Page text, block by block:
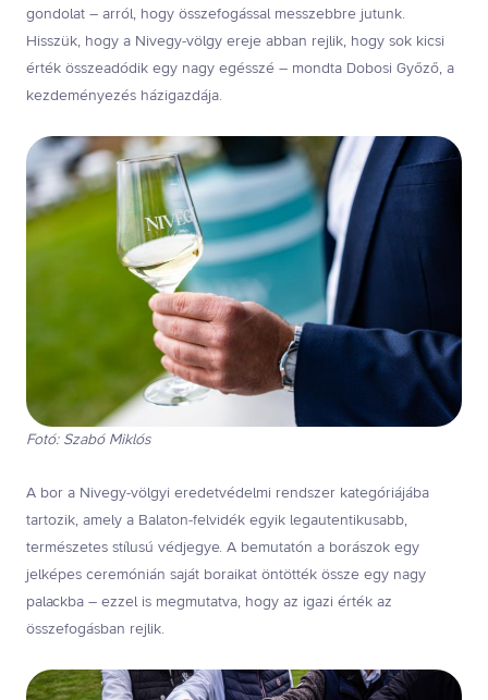
gondolat – arról, hogy összefogással messzebbre jutunk.
Hisszük, hogy a Nivegy-völgy ereje abban rejlik, hogy sok kicsi
érték összeadódik egy nagy egésszé – mondta Dobosi Győző, a
kezdeményezés házigazdája.
Fotó: Szabó Miklós
A bor a Nivegy-völgyi eredetvédelmi rendszer kategóriájába
tartozik, amely a Balaton-felvidék egyik legautentikusabb,
természetes stílusú védjegye. A bemutatón a borászok egy
jelképes ceremónián saját boraikat öntötték össze egy nagy
palackba – ezzel is megmutatva, hogy az igazi érték az
összefogásban rejlik.